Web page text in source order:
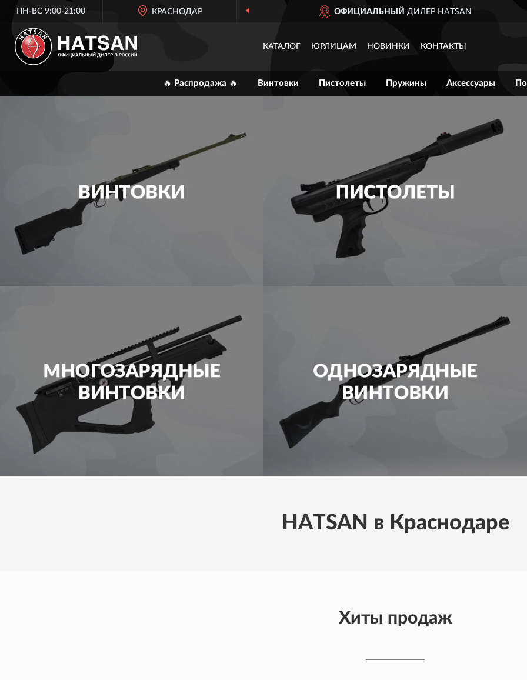
ПН-ВС 9:00-21:00 КРАСНОДАР ОФИЦИАЛЬНЫЙДИЛЕР HATSAN
КАТАЛОГ ЮРЛИЦАМ НОВИНКИ КОНТАКТЫ
🔥 Распродажа 🔥 Винтовки Пистолеты Пружины Аксессуары
HATSAN в Краснодаре
Хиты продаж